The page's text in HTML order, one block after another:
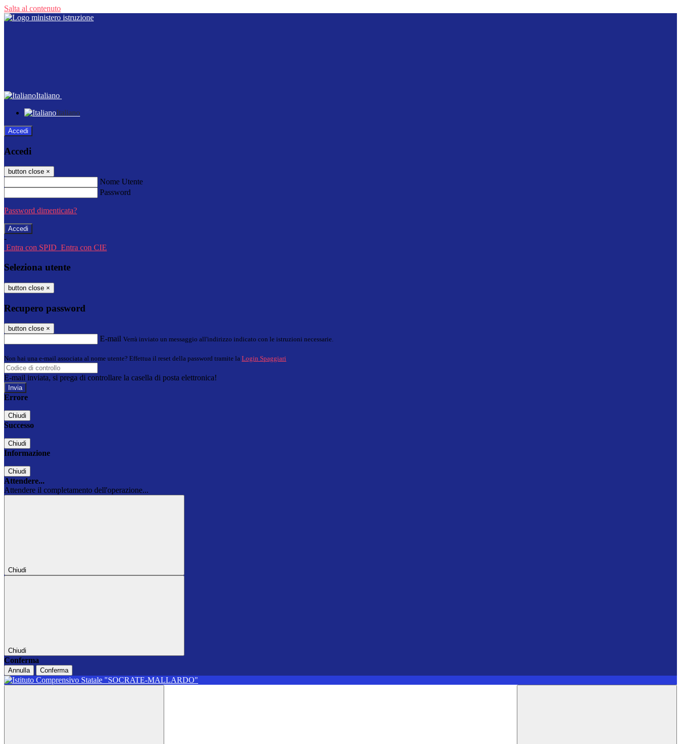
Salta al contenuto
Italiano
Italiano
Accedi
Accedi
button close ×
Nome Utente
Password
Password dimenticata?
-
Entra con SPID Entra con CIE
Seleziona utente
button close ×
Recupero password
button close ×
E-mail Verrà inviato un messaggio all'indirizzo indicato con le istruzioni necessarie.
Non hai una e-mail associata al nome utente? Effettua il reset della password tramite la Login Spaggiari
E-mail inviata, si prega di controllare la casella di posta elettronica!
Errore
Chiudi
Successo
Chiudi
Informazione
Chiudi
Attendere...
Attendere il completamento dell'operazione...
Chiudi
Chiudi
Conferma
Annulla Conferma